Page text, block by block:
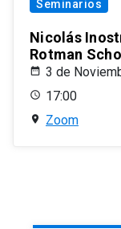
Seminarios
Nicolás
Rotman
3 de
17:00
Zoom